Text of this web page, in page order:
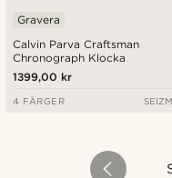
Calvin Parva Craftsman
Chronograph Klocka
Gravera
1399,00 kr
4 FÄRGER